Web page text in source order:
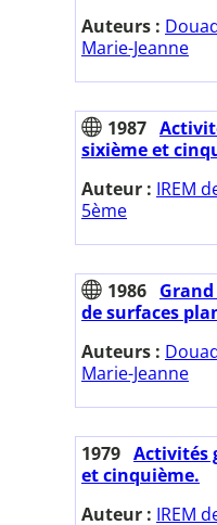
Auteurs :
Marie-Jeanne
1987
sixième et
Auteur : IREM
5ème
1986 Grand
de surfaces
Auteurs :
Marie-Jeanne
1979 Activités
et cinquième.
Auteur : IREM